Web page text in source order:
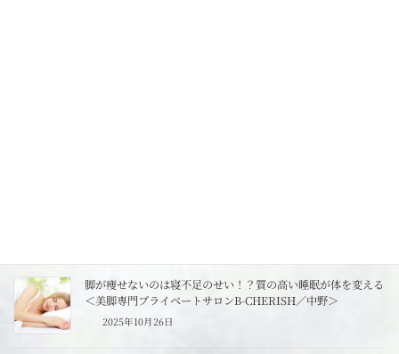
脚が痩せないのは寝不足のせい！？質の高い睡眠が体を変える
＜美脚専門プライベートサロンB-CHERISH／中野＞
2025年10月26日